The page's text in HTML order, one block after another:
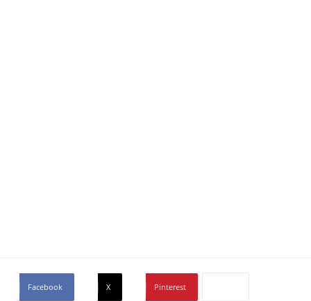
Facebook X Pinterest